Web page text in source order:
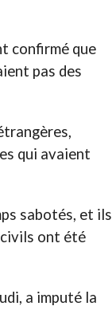
confirmé que
pas des
qui avaient
sabotés, et ils
ont été
a imputé la